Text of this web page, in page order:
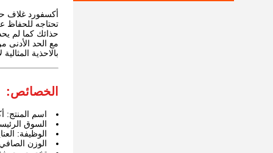
أكسفورد غلاف
تحتاجه للحفاظ
حذائك كما لم
مع الحد الأدنى
بالاحذية
الخصائص:
اسم المنتج:
السوق
الوظيفة:
الوزن الصافي: 255